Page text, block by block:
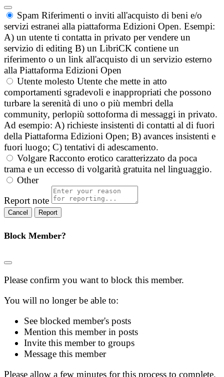
Spam Riferimenti o inviti all'acquisto di beni e/o
servizi estranei alla piattaforma Edizioni Open. Esempi:
A) un utente ti contatta in privato per vendere un
servizio di editing B) un LibriCK contiene un
riferimento o un link all'acquisto di un servizio esterno
alla Piattaforma Edizioni Open
Utente molesto Utente che mette in atto
comportamenti sgradevoli e inappropriati che possono
turbare la serenità di uno o più membri della
community, perlopiù sottoforma di messaggi in privato.
Ad esempio: A) richieste insistenti di contatti al di fuori
della Piattaforma Edizioni Open; B) avances insistenti e
fuori luogo; C) tentativi di adescamento.
Volgare Racconto erotico caratterizzato da poca
trama e un eccesso di volgarità gratuita nel linguaggio.
Other
Report note
Report
Block Member?
Please confirm you want to block this member.
You will no longer be able to:
See blocked member's posts
Mention this member in posts
Invite this member to groups
Message this member
Please allow a few minutes for this process to complete.